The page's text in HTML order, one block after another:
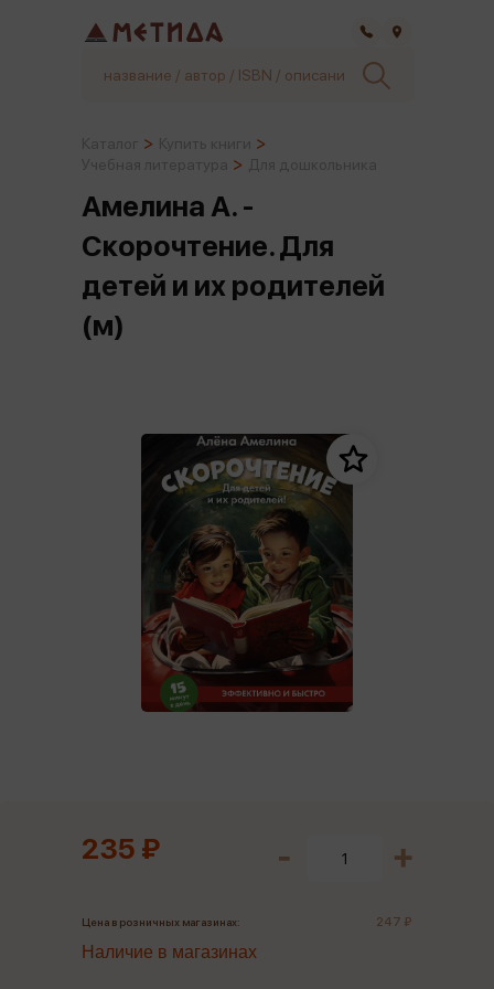
Амелина А. -
Скорочтение. Для
детей и их родителей
(м)
235 ₽
Цена в розничных магазинах: 247 ₽
Наличие в магазинах